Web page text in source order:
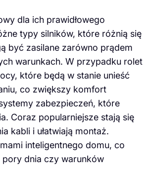
dla ich prawidłowego
typy silników, które różnią się
być zasilane zarówno prądem
warunkach. W przypadku rolet
które będą w stanie unieść
co zwiększy komfort
zabezpieczeń, które
Coraz popularniejsze stają się
kabli i ułatwiają montaż.
inteligentnego domu, co
dnia czy warunków